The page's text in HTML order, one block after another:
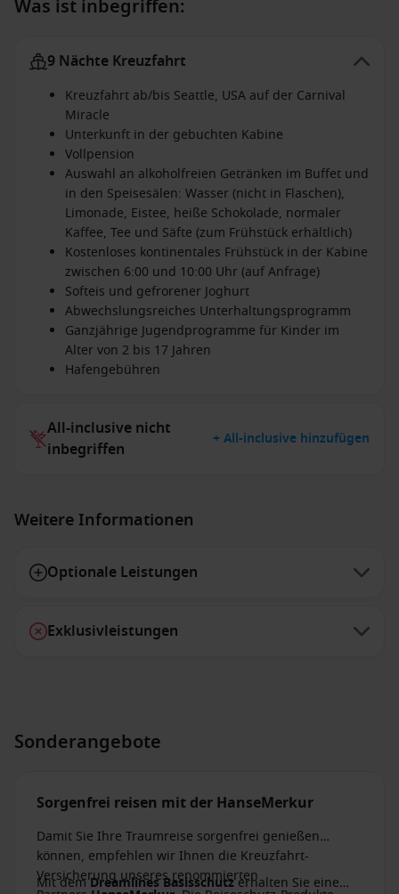
Was ist inbegriffen:
9 Nächte Kreuzfahrt
Kreuzfahrt ab/bis Seattle, USA auf der Carnival
Miracle
Unterkunft in der gebuchten Kabine
Vollpension
Auswahl an alkoholfreien Getränken im Buffet und
in den Speisesälen: Wasser (nicht in Flaschen),
Limonade, Eistee, heiße Schokolade, normaler
Kaffee, Tee und Säfte (zum Frühstück erhältlich)
Kostenloses kontinentales Frühstück in der Kabine
zwischen 6:00 und 10:00 Uhr (auf Anfrage)
Softeis und gefrorener Joghurt
Abwechslungsreiches Unterhaltungsprogramm
Ganzjährige Jugendprogramme für Kinder im
Alter von 2 bis 17 Jahren
Hafengebühren
All-inclusive nicht
inbegriffen
+ All-inclusive hinzufügen
Weitere Informationen
Optionale Leistungen
Exklusivleistungen
Sonderangebote
Sorgenfrei reisen mit der HanseMerkur
Damit Sie Ihre Traumreise sorgenfrei genießen
können, empfehlen wir Ihnen die Kreuzfahrt-
Versicherung unseres renommierten
Mit demDreamlines Basisschutzerhalten Sie eine